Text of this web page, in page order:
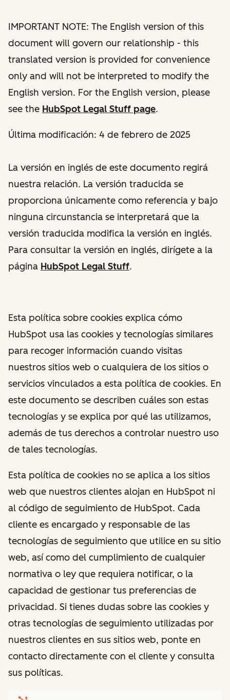
IMPORTANT NOTE: The English version of this
document will govern our relationship - this
translated version is provided for convenience
only and will not be interpreted to modify the
English version. For the English version, please
see the HubSpot Legal Stuff page.
Última modificación: 4 de febrero de 2025
La versión en inglés de este documento regirá
nuestra relación. La versión traducida se
proporciona únicamente como referencia y bajo
ninguna circunstancia se interpretará que la
versión traducida modifica la versión en inglés.
Para consultar la versión en inglés, dirígete a la
página HubSpot Legal Stuff.
Esta política sobre cookies explica cómo
HubSpot usa las cookies y tecnologías similares
para recoger información cuando visitas
nuestros sitios web o cualquiera de los sitios o
servicios vinculados a esta política de cookies. En
este documento se describen cuáles son estas
tecnologías y se explica por qué las utilizamos,
además de tus derechos a controlar nuestro uso
de tales tecnologías.
Esta política de cookies no se aplica a los sitios
web que nuestros clientes alojan en HubSpot ni
al código de seguimiento de HubSpot. Cada
cliente es encargado y responsable de las
tecnologías de seguimiento que utilice en su sitio
web, así como del cumplimiento de cualquier
normativa o ley que requiera notificar, o la
capacidad de gestionar tus preferencias de
privacidad. Si tienes dudas sobre las cookies y
otras tecnologías de seguimiento utilizadas por
nuestros clientes en sus sitios web, ponte en
contacto directamente con el cliente y consulta
sus políticas.